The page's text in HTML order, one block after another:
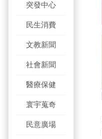
突發中心
民生消費
文教新聞
社會新聞
醫療保健
寰宇蒐奇
民意廣場